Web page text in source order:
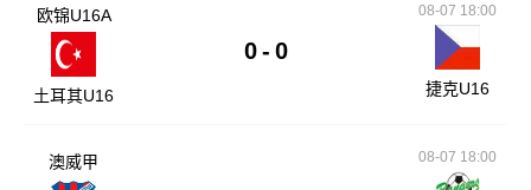
欧锦U16A
土耳其U16
0 - 0
08-07 18:00
捷克U16
澳威甲 08-07 18:00